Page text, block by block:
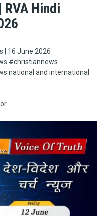
Hindi
| 16 June 2026
#christiannews​​​​​
national and international